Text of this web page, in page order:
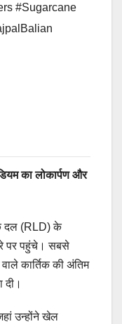
#Sugarcane
का लोकार्पण और
दल (RLD) के
पर पहुंचे। सबसे
कार्तिक की अंतिम
दी।
उन्होंने खेल